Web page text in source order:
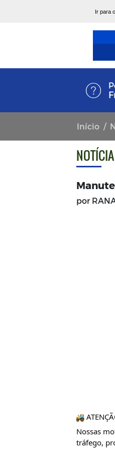
Ir para
Início
NOTÍCIA
por
Nossas
tráfego,